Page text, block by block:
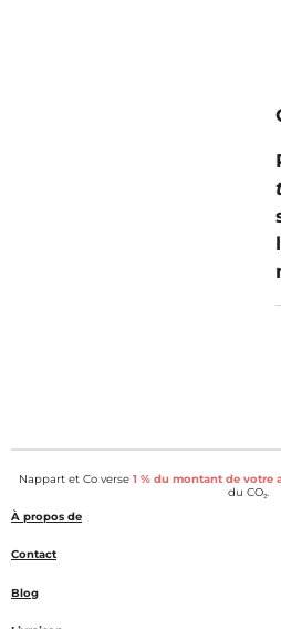
Nappart et Co verse 1 % du montant de votre
du CO₂.
À propos de
Contact
Blog